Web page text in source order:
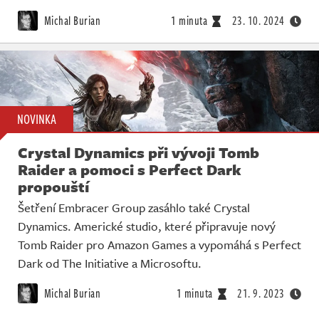
Michal Burian 1 minuta 23. 10. 2024
NOVINKA
Crystal Dynamics při vývoji Tomb
Raider a pomoci s Perfect Dark
propouští
Šetření Embracer Group zasáhlo také Crystal
Dynamics. Americké studio, které připravuje nový
Tomb Raider pro Amazon Games a vypomáhá s Perfect
Dark od The Initiative a Microsoftu.
Michal Burian 1 minuta 21. 9. 2023